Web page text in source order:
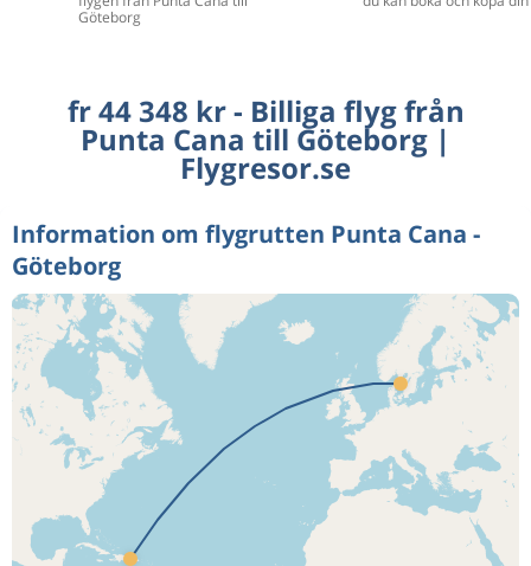
Göteborg
fr 44 348 kr - Billiga flyg från
Punta Cana till Göteborg |
Flygresor.se
Information om flygrutten Punta Cana -
Göteborg